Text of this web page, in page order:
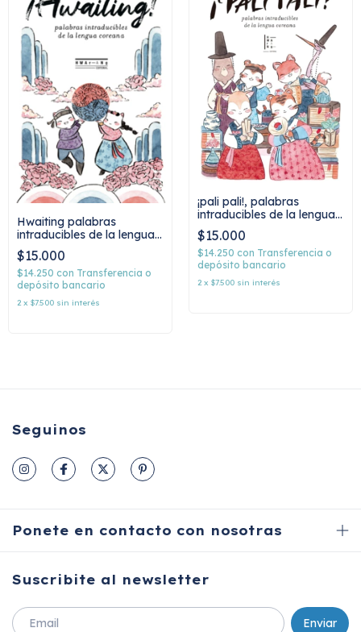
Hwaiting palabras
intraducibles de la lengua
coreana
$15.000
$14.250 con Transferencia o
depósito bancario
2 x $7.500 sin interés
¡pali pali!, palabras
intraducibles de la lengua
coreana
$15.000
$14.250 con Transferencia o
depósito bancario
2 x $7.500 sin interés
Seguinos
Ponete en contacto con nosotras
Suscribite al newsletter